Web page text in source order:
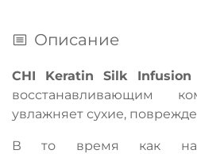
Описание
CHI Keratin Silk Infusion
восстанавливающим
увлажняет сухие,
В то время как